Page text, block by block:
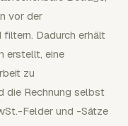
vor der
Dadurch erhält
erstellt, eine
zu
die Rechnung selbst
Felder und -Sätze